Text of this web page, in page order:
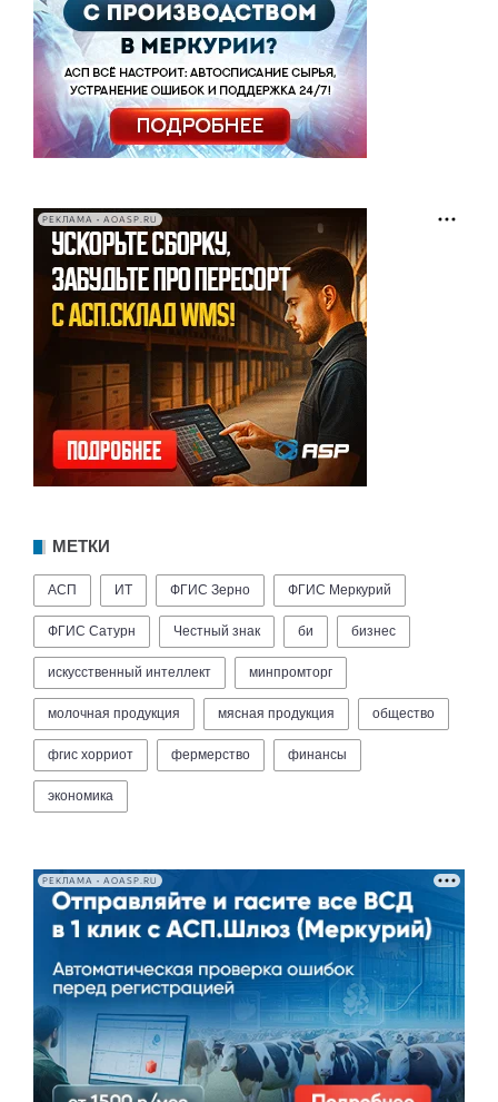
РЕКЛАМА • AOASP.RU
МЕТКИ
АСП ИТ ФГИС Зерно ФГИС Меркурий
ФГИС Сатурн Честный знак би бизнес
искусственный интеллект минпромторг
молочная продукция мясная продукция общество
фгис хорриот фермерство финансы
экономика
РЕКЛАМА • AOASP.RU